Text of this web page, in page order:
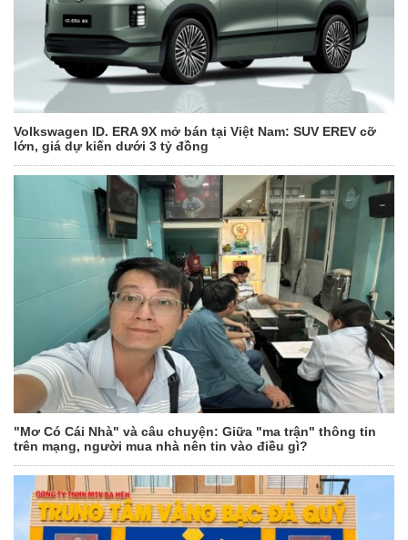
Volkswagen ID. ERA 9X mở bán tại Việt Nam: SUV EREV cỡ
lớn, giá dự kiến dưới 3 tỷ đồng
"Mơ Có Cái Nhà" và câu chuyện: Giữa "ma trận" thông tin
trên mạng, người mua nhà nên tin vào điều gì?